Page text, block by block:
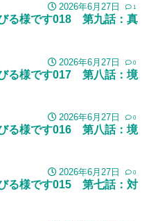
2026年6月27日 1
る様です018 第九話：真
2026年6月27日 0
る様です017 第八話：境
2026年6月27日 0
る様です016 第八話：境
2026年6月27日 0
る様です015 第七話：対